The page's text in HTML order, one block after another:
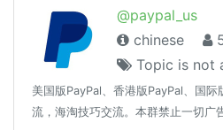
@paypal_us
chinese
Topic is not
美国版PayPal、香港版PayPal、国
流，海淘技巧交流。本群禁止一切广